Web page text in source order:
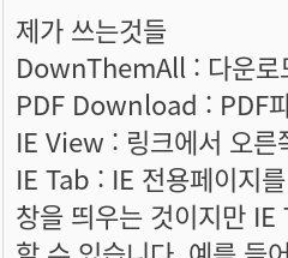
제가 쓰는것들
DownThemAll : 다운로
PDF Download : PDF
IE View : 링크에서 오른
IE Tab : IE 전용페이지
창을 띄우는 것이지만